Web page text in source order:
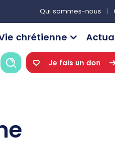
Qui sommes-nous
chrétienne
RechercheJe fais un don